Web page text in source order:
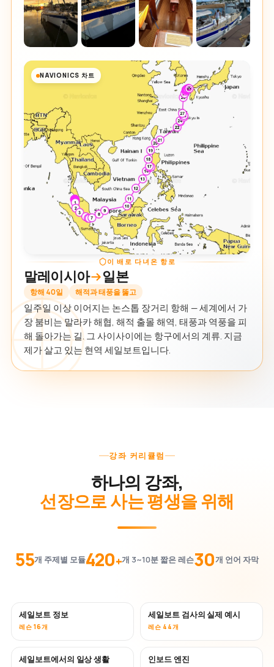
NAVIONICS 차트
이 배로 다녀온 항로
말레이시아 일본
항해 40일 해적과 태풍을 뚫고
일주일 이상 이어지는 논스톱 장거리 항해 — 세계에서 가
장 붐비는 말라카 해협, 해적 출몰 해역, 태풍과 역풍을 피
해 돌아가는 길. 그 사이사이에는 항구에서의 계류. 지금
제가 살고 있는 현역 세일보트입니다.
강좌 커리큘럼
하나의 강좌,
선장으로 사는 평생을 위해
55개 주제별 모듈420+개 3~10분 짧은 레슨30개 언어 자막
세일보트 정보
레슨 16개
세일보트 검사의 실제 예시
레슨 44개
세일보트에서의 일상 생활 인보드 엔진